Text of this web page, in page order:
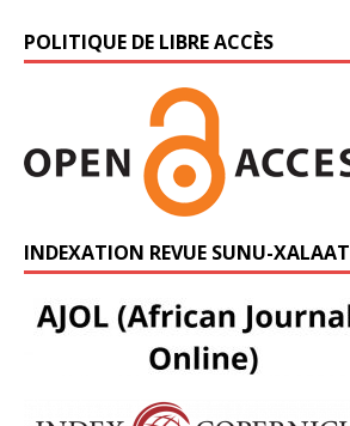
POLITIQUE DE LIBRE ACCÈS
INDEXATION REVUE SUNU-XALAAT